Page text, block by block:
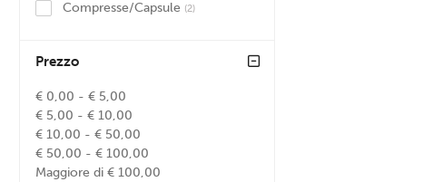
Compresse/Capsule (2)
Prezzo
€ 0,00 - € 5,00
€ 5,00 - € 10,00
€ 10,00 - € 50,00
€ 50,00 - € 100,00
Maggiore di € 100,00